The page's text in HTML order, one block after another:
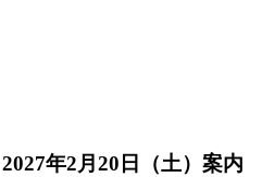
年2月20日（土）案内